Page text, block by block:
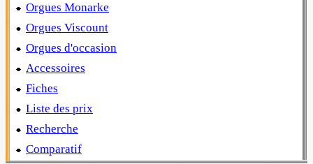
Orgues Monarke
Orgues Viscount
Orgues d'occasion
Accessoires
Fiches
Liste des prix
Recherche
Comparatif